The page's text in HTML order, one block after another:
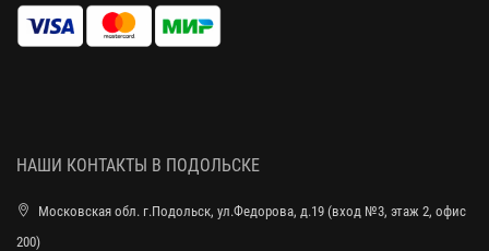
НАШИ КОНТАКТЫ В ПОДОЛЬСКЕ
Московская обл. г.Подольск, ул.Федорова, д.19 (вход №3, этаж 2, офис
200)